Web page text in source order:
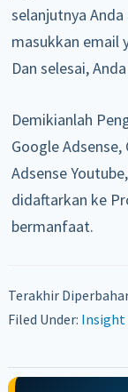
selanjutnya
masukkan email
Dan selesai,
Demikianlah
Google
Adsense
didaftarkan ke
bermanfaat.
Terakhir
Filed Under: Insight